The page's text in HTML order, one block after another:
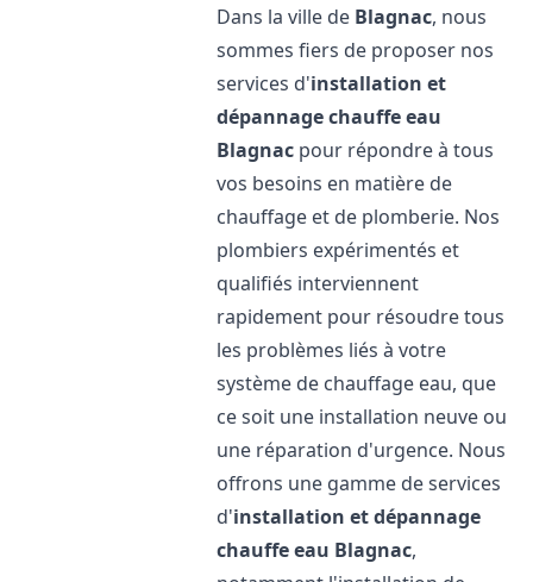
Dans la ville de Blagnac, nous
sommes fiers de proposer nos
services d'installation et
dépannage chauffe eau
Blagnac pour répondre à tous
vos besoins en matière de
chauffage et de plomberie. Nos
plombiers expérimentés et
qualifiés interviennent
rapidement pour résoudre tous
les problèmes liés à votre
système de chauffage eau, que
ce soit une installation neuve ou
une réparation d'urgence. Nous
offrons une gamme de services
d'installation et dépannage
chauffe eau Blagnac,